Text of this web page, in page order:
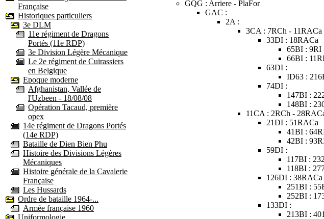
Française
Historiques particuliers
3e DLM
11e régiment de Dragons
Portés (11e RDP)
3e Division Légère Mécanique
Le 2e régiment de Cuirassiers
en Belgique
Epoque moderne
Afghanistan, Vallée de
l'Uzbeen - 18/08/08
Opération Tacaud, première
opex
14e régiment de Dragons Portés
(14e RDP)
Bataille de Dien Bien Phu
Histoire des Divisions Légères
Mécaniques
Histoire générale de la Cavalerie
Française
Les Hussards
Ordre de bataille 1964-...
Armée française 1960
Uniformologie
GQG : Arriere - PlaFor
GAC :
2A :
3CA : 7RCh -
33DI : 18RACa
65BI : 9RI
66BI :
63DI :
ID63 :
74DI :
147BI :
148BI :
11CA : 2RCh -
21DI : 51RACa
41BI :
42BI :
59DI :
117BI :
118BI :
126DI : 38RACa
251BI :
252BI :
133DI :
213BI :